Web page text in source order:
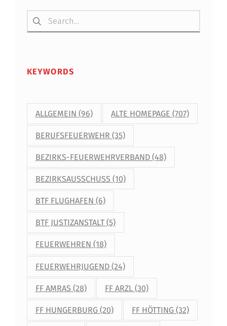
Suchen nach:
KEYWORDS
ALLGEMEIN (96) ALTE HOMEPAGE (707)
BERUFSFEUERWEHR (35)
BEZIRKS-FEUERWEHRVERBAND(48)
BEZIRKSAUSSCHUSS (10)
BTF FLUGHAFEN (6)
BTF JUSTIZANSTALT(5)
FEUERWEHREN (18)
FEUERWEHRJUGEND(24)
FF AMRAS (28) FF ARZL (30)
FF HUNGERBURG(20) FF HÖTTING (32)